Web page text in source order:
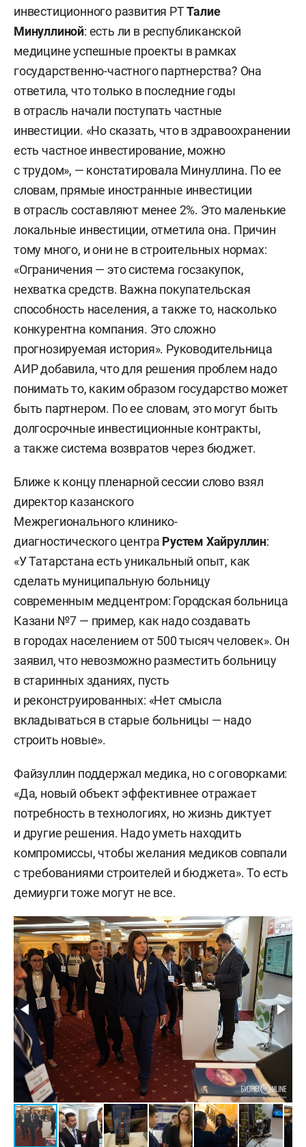
инвестиционного развития РТТалие
Минуллиной: есть ли в республиканской
медицине успешные проекты в рамках
государственно-частного партнерства? Она
ответила, что только в последние годы
в отрасль начали поступать частные
инвестиции. «Но сказать, что в здравоохранении
есть частное инвестирование, можно
с трудом», — констатировала Минуллина. По ее
словам, прямые иностранные инвестиции
в отрасль составляют менее 2%. Это маленькие
локальные инвестиции, отметила она. Причин
тому много, и они не в строительных нормах:
«Ограничения — это система госзакупок,
нехватка средств. Важна покупательская
способность населения, а также то, насколько
конкурентна компания. Это сложно
прогнозируемая история». Руководительница
АИР добавила, что для решения проблем надо
понимать то, каким образом государство может
быть партнером. По ее словам, это могут быть
долгосрочные инвестиционные контракты,
а также система возвратов через бюджет.
Ближе к концу пленарной сессии слово взял
директор казанского
Межрегионального клинико-
диагностического центра Рустем Хайруллин:
«У Татарстана есть уникальный опыт, как
сделать муниципальную больницу
современным медцентром: Городская больница
Казани №7 — пример, как надо создавать
в городах населением от 500 тысяч человек». Он
заявил, что невозможно разместить больницу
в старинных зданиях, пусть
и реконструированных: «Нет смысла
вкладываться в старые больницы — надо
строить новые».
Файзуллин поддержал медика, но с оговорками:
«Да, новый объект эффективнее отражает
потребность в технологиях, но жизнь диктует
и другие решения. Надо уметь находить
компромиссы, чтобы желания медиков совпали
с требованиями строителей и бюджета». То есть
демиурги тоже могут не все.